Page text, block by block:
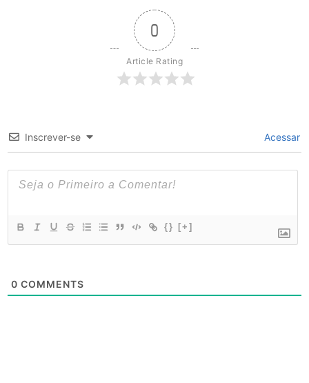
0
Article Rating
Inscrever-se Acessar
{} [+]
0 COMMENTS